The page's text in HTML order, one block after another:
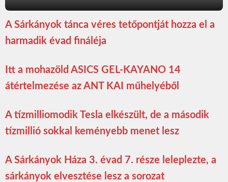
A Sárkányok tánca véres tetőpontját hozza el a
harmadik évad fináléja
Itt a mohazöld ASICS GEL-KAYANO 14
átértelmezése az ANT KAI műhelyéből
A tízmilliomodik Tesla elkészült, de a második
tízmillió sokkal keményebb menet lesz
A Sárkányok Háza 3. évad 7. része leleplezte, a
sárkányok elvesztése lesz a sorozat